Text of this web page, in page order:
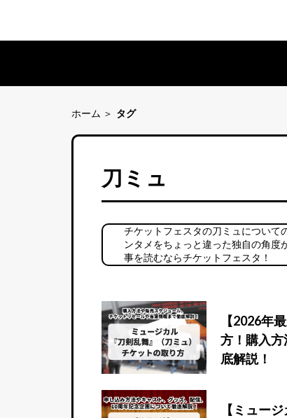
ホーム タグ
刀ミュ
チケットフェスタの刀ミュについて
ンタメをちょっと違った独自の角
事を読むならチケットフェスタ！
【2026年
方！購入
底解説！
【ミュー